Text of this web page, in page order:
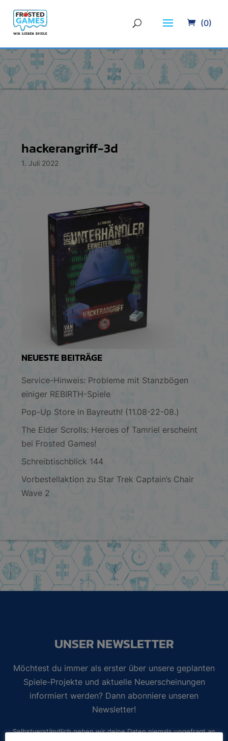
(0)
hackerangriff-3d
1. Juli 2022
NEUESTE BEITRÄGE
Service-Hinweis: Probleme mit Stanzbögen
einiger REBIRTH-Spiele
Pop-Up Store in Bayreuth! (11.08-22-08.)
The Elder Scrolls: Heroes of Tamriel erscheint
bei Frosted Games!
Schreibtischblick 144
Vorbestellaktion zu Star Trek Captain’s Chair
Wave 2
UNSER NEWSLETTER
Möchtest du immer als erster über unsere geplanten
Spiele-Projekte und aktuelle Neuerscheinungen
informiert werden? Dann abonniere unseren
Newsletter!
Selbstverständlich geben wir deine Daten niemals ungefragt an